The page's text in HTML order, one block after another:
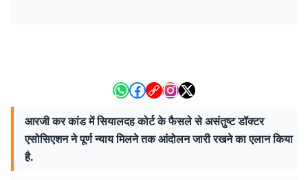
आरजी कर कांड में सियालदह कोर्ट के फैसले से असंतुष्ट डॉक्टर
एसोसिएशन ने पूर्ण न्याय मिलने तक आंदोलन जारी रखने का एलान किया
है.